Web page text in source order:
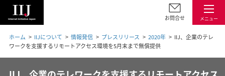
メニュー
お問合せ
ホーム IIJについて 情報発信 プレスリリース 2020年
IIJ、企業のテレ
ワークを支援するリモートアクセス環境を5月末まで無償提供